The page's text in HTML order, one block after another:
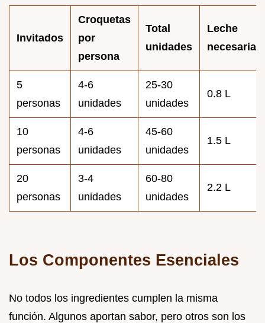
Invitados
Croquetas
por
persona
Total
unidades
Leche
necesaria
5
personas
4-6
unidades
25-30
unidades
0.8 L
10
personas
4-6
unidades
45-60
unidades
1.5 L
20
personas
3-4
unidades
60-80
unidades
2.2 L
Los Componentes Esenciales
No todos los ingredientes cumplen la misma
función. Algunos aportan sabor, pero otros son los